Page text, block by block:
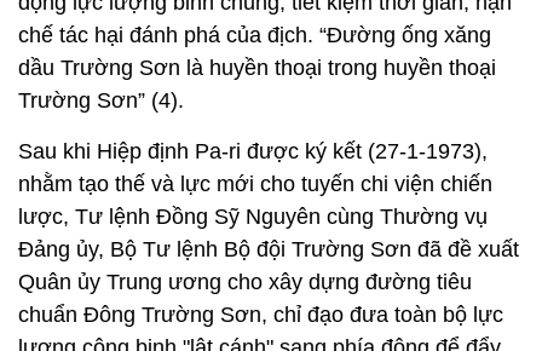
Sau khi Hiệp định Pa-ri được ký kết (27-1-1973),
nhằm tạo thế và lực mới cho tuyến chi viện chiến
lược, Tư lệnh Đồng Sỹ Nguyên cùng Thường vụ
Đảng ủy, Bộ Tư lệnh Bộ đội Trường Sơn đã đề xuất
Quân ủy Trung ương cho xây dựng đường tiêu
chuẩn Đông Trường Sơn, chỉ đạo đưa toàn bộ lực
lượng công binh "lật cánh" sang phía đông để đẩy
nhanh tiến độ, cùng với đó là củng cố các sư đoàn,
trung đoàn vận tải ô tô, sẵn sàng cho tổng công kích
giành toàn thắng. Đường Trường Sơn Đông và lực
lượng vận tải ô tô của Bộ đội Trường Sơn đã phát